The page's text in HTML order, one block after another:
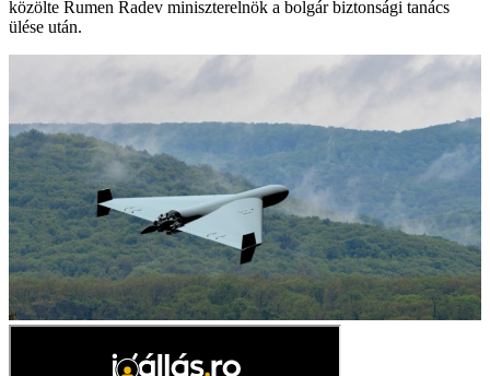
közölte Rumen Radev miniszterelnök a bolgár biztonsági tanács
ülése után.